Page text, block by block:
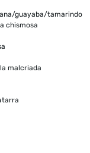
guayaba/tamarindo
chismosa
malcriada